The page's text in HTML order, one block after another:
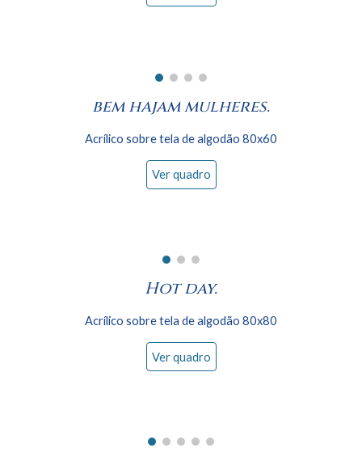
bem hajam mulheres.
Acrílico sobre tela de algodão 80x60
Ver quadro
Hot day.
Acrílico sobre tela de algodão 80x80
Ver quadro